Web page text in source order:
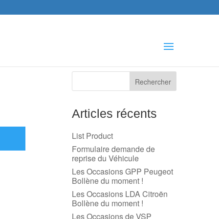
Articles récents
List Product
Formulaire demande de
reprise du Véhicule
Les Occasions GPP Peugeot
Bollène du moment !
Les Occasions LDA Citroën
Bollène du moment !
Les Occasions de VSP